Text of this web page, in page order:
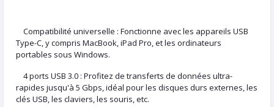
Compatibilité universelle : Fonctionne avec les appareils USB
Type-C, y compris MacBook, iPad Pro, et les ordinateurs
portables sous Windows.
4 ports USB 3.0 : Profitez de transferts de données ultra-
rapides jusqu'à 5 Gbps, idéal pour les disques durs externes, les
clés USB, les claviers, les souris, etc.